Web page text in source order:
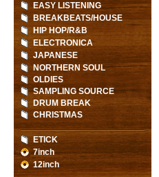
EASY LISTENING
BREAKBEATS/HOUSE
HIP HOP/R&B
ELECTRONICA
JAPANESE
NORTHERN SOUL
OLDIES
SAMPLING SOURCE
DRUM BREAK
CHRISTMAS
ETICK
7inch
12inch